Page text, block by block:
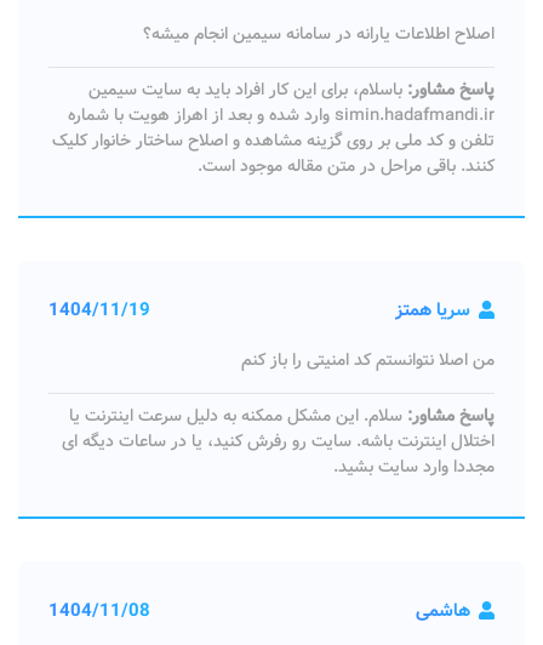
اصلاح اطلاعات یارانه در سامانه سیمین انجام میشه؟
پاسخ مشاور: باسلام، برای این کار افراد باید به سایت سیمین
simin.hadafmandi.ir وارد شده و بعد از اهراز هویت با شماره
تلفن و کد ملی بر روی گزینه مشاهده و اصلاح ساختار خانوار کلیک
کنند. باقی مراحل در متن مقاله موجود است.
سریا همتز 1404/11/19
من اصلا نتوانستم کد امنیتی را باز کنم
پاسخ مشاور: سلام. این مشکل ممکنه به دلیل سرعت اینترنت یا
اختلال اینترنت باشه. سایت رو رفرش کنید، یا در ساعات دیگه ای
مجددا وارد سایت بشید.
هاشمی 1404/11/08